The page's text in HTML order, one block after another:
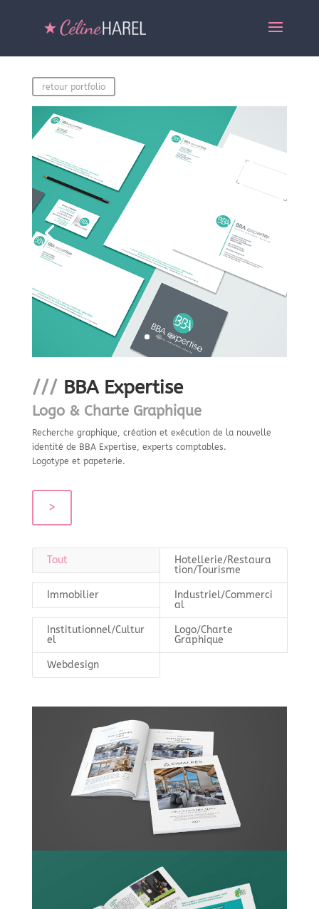
retour portfolio
///BBA Expertise
Logo & Charte Graphique
Recherche graphique, création et exécution de la nouvelle
identité de BBA Expertise, experts comptables.
Logotype et papeterie.
>
Tout
Hotellerie/Restaura
tion/Tourisme
Immobilier
Industriel/Commerci
al
Institutionnel/Cultur
el
Logo/Charte
Graphique
Webdesign